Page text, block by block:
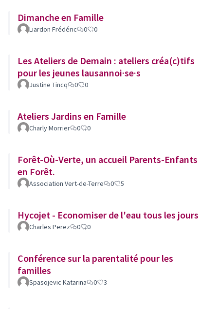
Dimanche en Famille
Liardon Frédéric 0 0
Les Ateliers de Demain : ateliers créa(c)tifs
pour les jeunes lausannoi·se·s
Justine Tincq 0 0
Ateliers Jardins en Famille
Charly Morrier 0 0
Forêt-Où-Verte, un accueil Parents-Enfants
en Forêt.
Association Vert-de-Terre 0 5
Hycojet - Economiser de l'eau tous les jours
Charles Perez 0 0
Conférence sur la parentalité pour les
familles
Spasojevic Katarina 0 3